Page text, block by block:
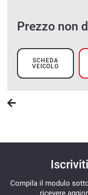
Prezzo non
SCHEDA
VEICOLO
Compila il modulo
ricevere